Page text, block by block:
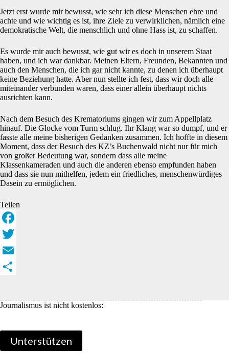
Jetzt erst wurde mir bewusst, wie sehr ich diese Menschen ehre und
achte und wie wichtig es ist, ihre Ziele zu verwirklichen, nämlich eine
demokratische Welt, die menschlich und ohne Hass ist, zu schaffen.
Es wurde mir auch bewusst, wie gut wir es doch in unserem Staat
haben, und ich war dankbar. Meinen Eltern, Freunden, Bekannten und
auch den Menschen, die ich gar nicht kannte, zu denen ich überhaupt
keine Beziehung hatte. Aber nun stellte ich fest, dass wir doch alle
miteinander verbunden waren, dass einer allein überhaupt nichts
ausrichten kann.
Nach dem Besuch des Krematoriums gingen wir zum Appellplatz
hinauf. Die Glocke vom Turm schlug. Ihr Klang war so dumpf, und er
fasste alle meine bisherigen Gedanken zusammen. Ich hoffte in diesem
Moment, dass der Besuch des KZ’s Buchenwald nicht nur für mich
von großer Bedeutung war, sondern dass alle meine
Klassenkameraden und auch die anderen ebenso empfunden haben
und dass sie nun mithelfen, jedem ein friedliches, menschenwürdiges
Dasein zu ermöglichen.
Teilen
F
a
c
b
o
k
T
w
t
e
r
E
a
l
e
l
e
Journalismus ist nicht kostenlos:
Unterstützen